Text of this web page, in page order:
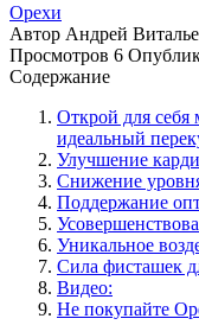
Орехи
Автор Андрей
Просмотров 6
Содержание
Открой для
идеальный
Улучшение
Снижение
Поддержание
Уникальное
Сила фисташек
Видео:
Не покупайте